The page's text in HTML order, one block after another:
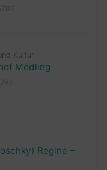
Kultur
Mödling
Regina –